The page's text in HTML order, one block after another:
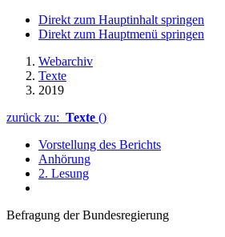
Direkt zum Hauptinhalt springen
Direkt zum Hauptmenü springen
Webarchiv
Texte
2019
zurück zu: Texte ()
Vorstellung des Berichts
Anhörung
2. Lesung
Befragung der Bundesregierung